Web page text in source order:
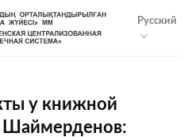
Русский
у книжной
Шаймерденов: